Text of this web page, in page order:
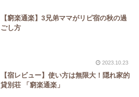
【窮楽通楽】3兄弟ママがリピ宿の秋の過
ごし方
2023.10.23
【宿レビュー】使い方は無限大！隠れ家的
貸別荘 「窮楽通楽」